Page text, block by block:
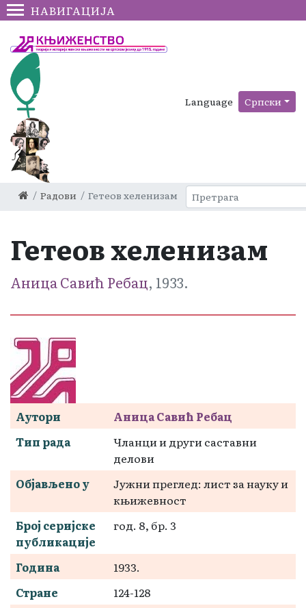
НАВИГАЦИЈА
Language Српски
Радови Гетеов хеленизам
Гетеов хеленизам
Аница Савић Ребац, 1933.
Аутори
Аница Савић Ребац
Тип рада
Чланци и други саставни
делови
Објављено у
Јужни преглед: лист за науку и
књижевност
Број серијске
публикације
год. 8, бр. 3
Година
1933.
Стране
124-128